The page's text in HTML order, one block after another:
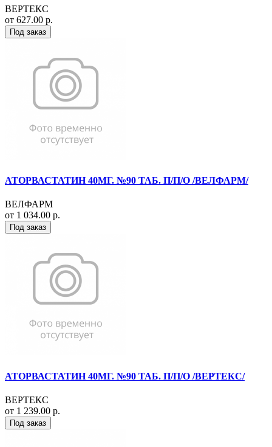
ВЕРТЕКС
от 627.00 р.
Под заказ
АТОРВАСТАТИН 40МГ. №90 ТАБ. П/П/О /ВЕЛФАРМ/
ВЕЛФАРМ
от 1 034.00 р.
Под заказ
АТОРВАСТАТИН 40МГ. №90 ТАБ. П/П/О /ВЕРТЕКС/
ВЕРТЕКС
от 1 239.00 р.
Под заказ